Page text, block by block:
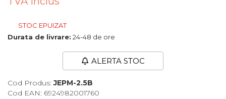
imbracaminte si incaltaminte
Maturi, Mopuri, Galeti &
Microscoape
Cantare
STOC EPUIZAT
Durata de livrare: 24-48 de ore
ALERTA STOC
Cod Produs: JEPM-2.5B
Cod EAN: 6924982001760